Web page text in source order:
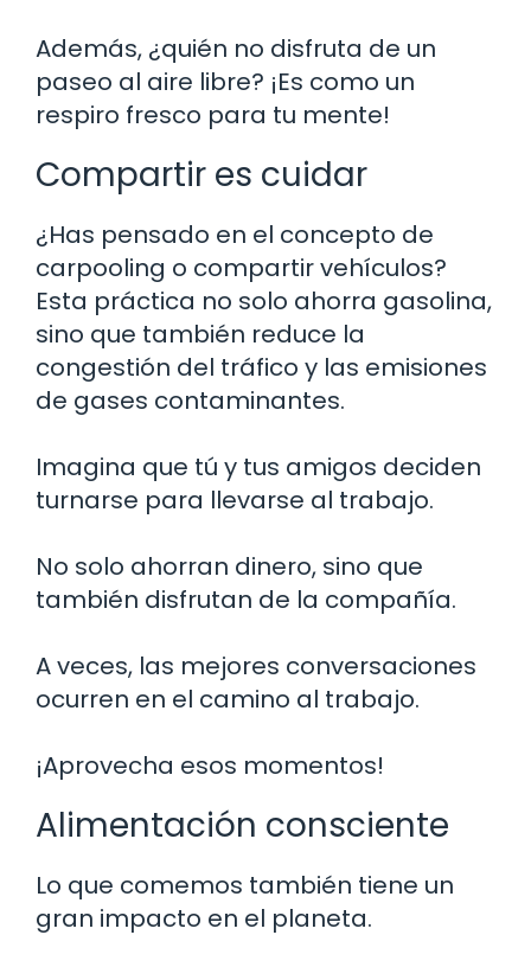
Además, ¿quién no disfruta de un
paseo al aire libre? ¡Es como un
respiro fresco para tu mente!
Compartir es cuidar
¿Has pensado en el concepto de
carpooling o compartir vehículos?
Esta práctica no solo ahorra gasolina,
sino que también reduce la
congestión del tráfico y las emisiones
de gases contaminantes.
Imagina que tú y tus amigos deciden
turnarse para llevarse al trabajo.
No solo ahorran dinero, sino que
también disfrutan de la compañía.
A veces, las mejores conversaciones
ocurren en el camino al trabajo.
¡Aprovecha esos momentos!
Alimentación consciente
Lo que comemos también tiene un
gran impacto en el planeta.